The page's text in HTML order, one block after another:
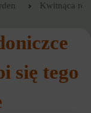
Kwitnąca
się tego